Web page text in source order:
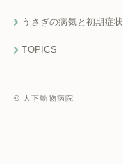
うさぎの病気と初期症状
TOPICS
© 大下動物病院